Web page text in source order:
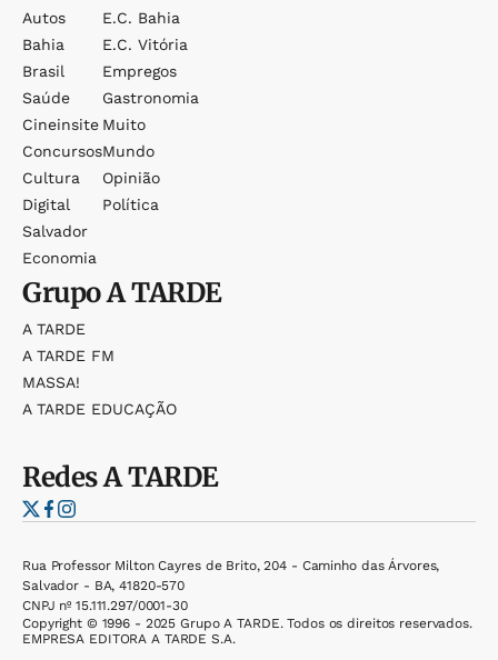
Autos
Bahia
Brasil
Saúde
Cineinsite
Concursos
Cultura
Digital
Salvador
Economia
E.c. Bahia
E.c. Vitória
Empregos
Gastronomia
Muito
Mundo
Opinião
Política
GrupoA TARDE
A TARDE
A TARDE FM
MASSA!
A TARDE EDUCAÇÃO
RedesA TARDE
Rua Professor Milton Cayres de Brito, 204 - Caminho das Árvores,
Salvador - BA, 41820-570
CNPJ nº 15.111.297/0001-30
Copyright © 1996 - 2025 Grupo A TARDE. Todos os direitos reservados.
EMPRESA EDITORA A TARDE S.A.